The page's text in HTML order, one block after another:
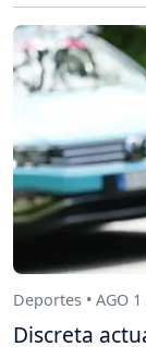
Deportes • AGO
Discreta